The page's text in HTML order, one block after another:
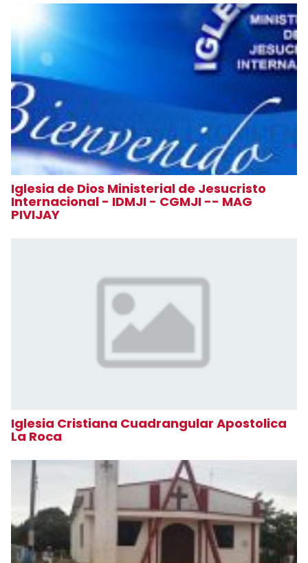
Iglesia de Dios Ministerial de Jesucristo
Internacional - IDMJI - CGMJI -- MAG
PIVIJAY
Iglesia Cristiana Cuadrangular Apostolica
La Roca